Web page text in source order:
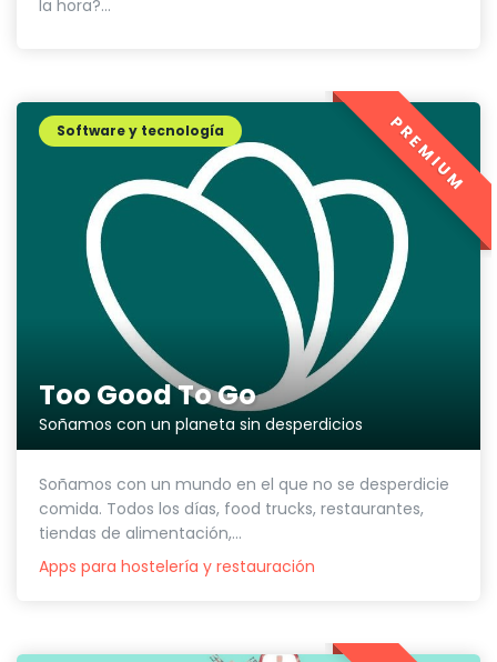
la hora?...
Too Good To Go
Soñamos con un planeta sin desperdicios
Software y tecnología
Soñamos con un mundo en el que no se desperdicie
comida. Todos los días, food trucks, restaurantes,
tiendas de alimentación,...
Apps para hostelería y restauración
PREMIUM